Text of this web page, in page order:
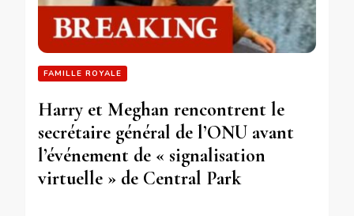
FAMILLE ROYALE
Harry et Meghan rencontrent le
secrétaire général de l’ONU avant
l’événement de « signalisation
virtuelle » de Central Park